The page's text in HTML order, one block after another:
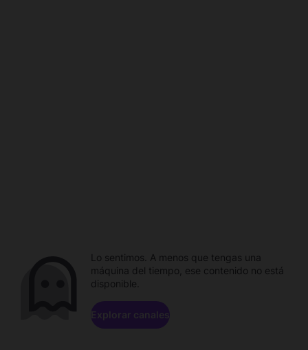
Lo sentimos. A menos que tengas una
máquina del tiempo, ese contenido no está
disponible.
Explorar canales